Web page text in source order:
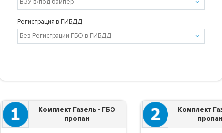
Регистрация в ГИБДД:
Комплект Газель - ГБО
пропан
Комплект